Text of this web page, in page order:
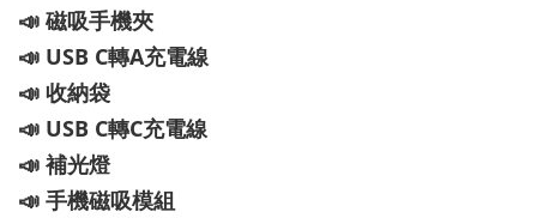
📣 磁吸手機夾
📣 USB C轉A充電線
📣 收納袋
📣 USB C轉C充電線
📣 補光燈
📣 手機磁吸模組